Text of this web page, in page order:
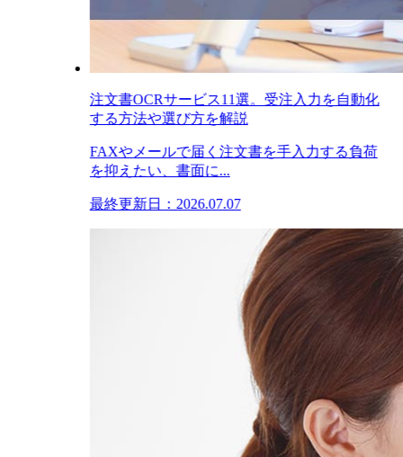
注文書OCRサービス11選。受注入力を自動化
する方法や選び方を解説
FAXやメールで届く注文書を手入力する負荷
を抑えたい、書面に...
最終更新日：2026.07.07